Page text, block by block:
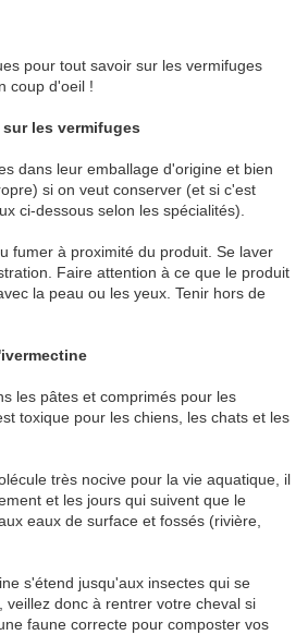
pour tout savoir sur les vermifuges
coup d'oeil !
les vermifuges
dans leur emballage d'origine et bien
si on veut conserver (et si c'est
ci-dessous selon les spécialités).
fumer à proximité du produit. Se laver
Faire attention à ce que le produit
la peau ou les yeux. Tenir hors de
les pâtes et comprimés pour les
toxique pour les chiens, les chats et les
très nocive pour la vie aquatique, il
et les jours qui suivent que le
eaux de surface et fossés (rivière,
s'étend jusqu'aux insectes qui se
veillez donc à rentrer votre cheval si
faune correcte pour composter vos